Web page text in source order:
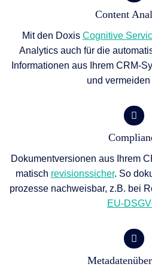
Content
Mit den Doxis Cognitive
Analytics auch für die
Informationen aus Ihrem CRM-
und vermeiden
Dokumentversionen aus Ihrem
matisch revisionssicher. So
prozesse nachweisbar, z.B. bei
EU-